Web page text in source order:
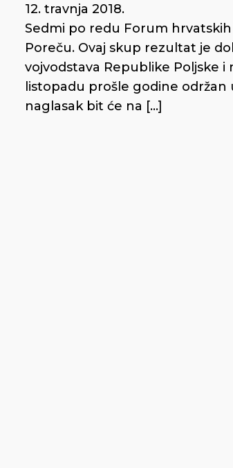
12. travnja 2018.
Sedmi po redu Forum hrvatskih
Poreču. Ovaj skup rezultat je
vojvodstava Republike Poljske
listopadu prošle godine
naglasak bit će na […]